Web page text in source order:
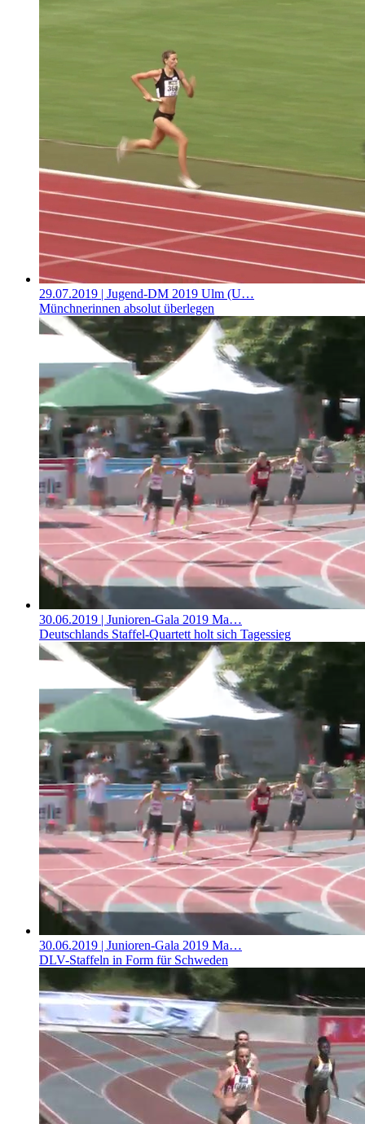
29.07.2019 | Jugend-DM 2019 Ulm (U…
Münchnerinnen absolut überlegen
30.06.2019 | Junioren-Gala 2019 Ma…
Deutschlands Staffel-Quartett holt sich Tagessieg
30.06.2019 | Junioren-Gala 2019 Ma…
DLV-Staffeln in Form für Schweden